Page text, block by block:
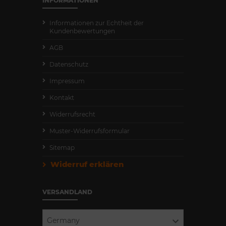
Informationen zur Echtheit der
Kundenbewertungen
AGB
Datenschutz
Impressum
Kontakt
Widerrufsrecht
Muster-Widerrufsformular
Sitemap
Widerruf erklären
VERSANDLAND
Germany